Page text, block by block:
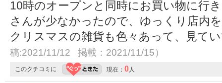
10時のオープンと同時にお買い物に行
さんが少なかったので、ゆっくり店内
クリスマスの雑貨も色々あって、見て
稿:2021/11/12 掲載：2021/11/15）
このクチコミに 現在： 0人